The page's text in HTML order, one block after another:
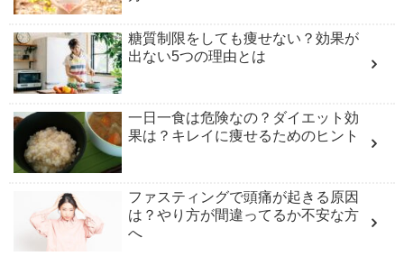
糖質制限をしても痩せない？効果が
出ない5つの理由とは
一日一食は危険なの？ダイエット効
果は？キレイに痩せるためのヒント
ファスティングで頭痛が起きる原因
は？やり方が間違ってるか不安な方
へ